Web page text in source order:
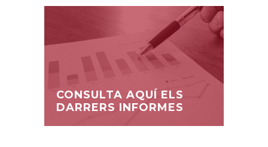
CONSULTA AQUÍ ELS
DARRERS INFORMES